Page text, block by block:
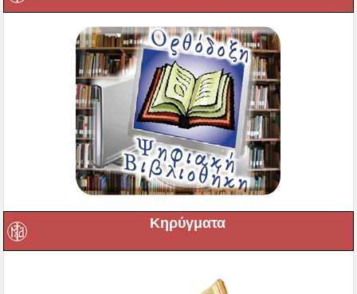
Κηρύγματα